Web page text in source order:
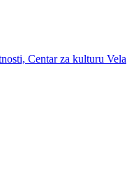
Centar za kulturu Vela